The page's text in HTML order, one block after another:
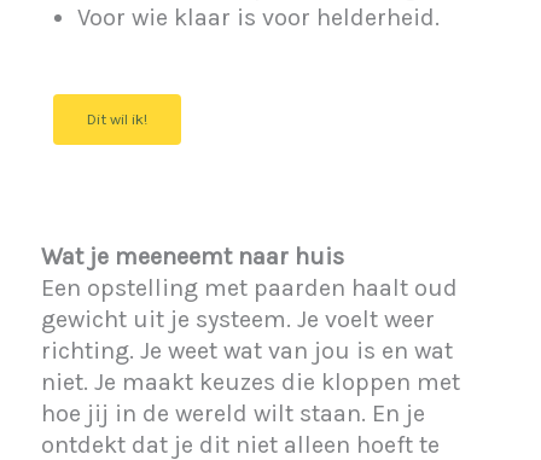
Voor wie klaar is voor helderheid.
Dit wil ik!
Wat je meeneemt naar huis
Een opstelling met paarden haalt oud
gewicht uit je systeem. Je voelt weer
richting. Je weet wat van jou is en wat
niet. Je maakt keuzes die kloppen met
hoe jij in de wereld wilt staan. En je
ontdekt dat je dit niet alleen hoeft te